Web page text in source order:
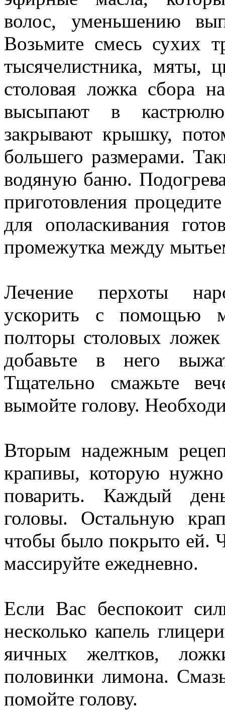
волос, уменьшению
Возьмите смесь сухих
тысячелистника, мяты,
столовая ложка сбора
высыпают в
закрывают крышку,
большего размерами.
водяную баню.
приготовления
для ополаскивания
промежутка между
Лечение перхоты
ускорить с помощью
полторы столовых ложек
добавьте в него
Тщательно смажьте
вымойте голову.
Вторым надежным
крапивы, которую
поварить. Каждый
головы. Остальную
чтобы было покрыто ей.
массируйте ежедневно.
Если Вас беспокоит
несколько капель
яичных желтков,
половинки лимона.
помойте голову.